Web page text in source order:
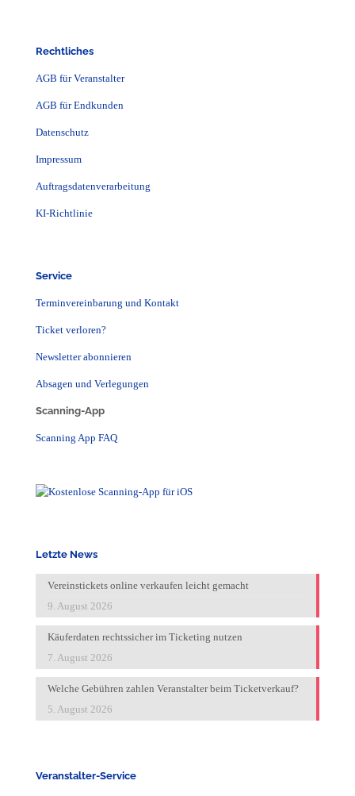
Rechtliches
AGB für Veranstalter
AGB für Endkunden
Datenschutz
Impressum
Auftragsdatenverarbeitung
KI-Richtlinie
Service
Terminvereinbarung und Kontakt
Ticket verloren?
Newsletter abonnieren
Absagen und Verlegungen
Scanning-App
Scanning App FAQ
Letzte News
Vereinstickets online verkaufen leicht gemacht
9. August 2026
Käuferdaten rechtssicher im Ticketing nutzen
7. August 2026
Welche Gebühren zahlen Veranstalter beim Ticketverkauf?
5. August 2026
Veranstalter-Service